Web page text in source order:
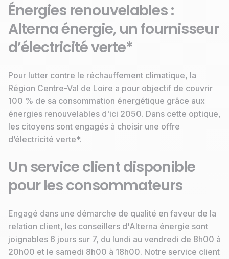
Énergies renouvelables :
Alterna énergie, un fournisseur
d’électricité verte*
Pour lutter contre le réchauffement climatique, la
Région Centre-Val de Loire a pour objectif de couvrir
100 % de sa consommation énergétique grâce aux
énergies renouvelables d'ici 2050. Dans cette optique,
les citoyens sont engagés à choisir une offre
d’électricité verte*.
Un service client disponible
pour les consommateurs
Engagé dans une démarche de qualité en faveur de la
relation client, les conseillers d'Alterna énergie sont
joignables 6 jours sur 7, du lundi au vendredi de 8h00 à
20h00 et le samedi 8h00 à 18h00. Notre service client